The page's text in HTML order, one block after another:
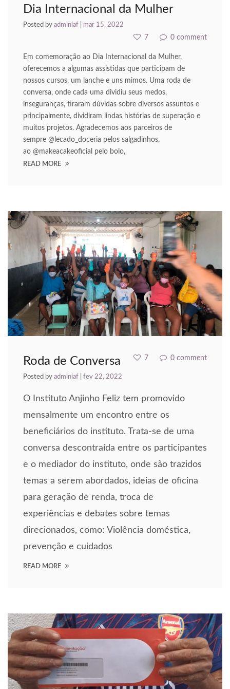
giriş
escort
giris
giriş
Forum
bonusu veren siteler
escort
giriş
mavibet giriş
giriş
escort
giriş
puff
güncel giriş
Dia Internacional da Mulher
Posted by adminiaf mar 15, 2022
7 0 comment
Em comemoração ao Dia Internacional da Mulher,
oferecemos a algumas assistidas que participam de
nossos cursos, um lanche e uns mimos. Uma roda de
conversa, onde cada uma dividiu seus medos,
inseguranças, tiraram dúvidas sobre diversos assuntos e
principalmente, dividiram lindas histórias de superação e
muitos projetos. Agradecemos aos parceiros de
sempre @lecado_doceria pelos salgadinhos,
ao @makeacakeoficial pelo bolo,
READ MORE
Roda de Conversa
Posted by adminiaf fev 22, 2022
7 0 comment
O Instituto Anjinho Feliz tem promovido
mensalmente um encontro entre os
beneficiários do instituto. Trata-se de uma
conversa descontraída entre os participantes
e o mediador do instituto, onde são trazidos
temas a serem abordados, ideias de oficina
para geração de renda, troca de
experiências e debates sobre temas
direcionados, como: Violência doméstica,
prevenção e cuidados
READ MORE